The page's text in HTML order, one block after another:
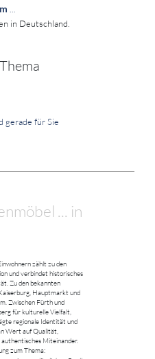
in Deutschland.
gerade für Sie
... in
zählt zu den
und verbindet historisches
Zu den bekannten
Hauptmarkt und
Zwischen Fürth und
für kulturelle Vielfalt,
regionale Identität und
Wert auf Qualität,
authentisches Miteinander.
zum Thema: